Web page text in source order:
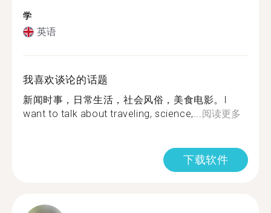
学
英语
我喜欢谈论的话题
新闻时事，日常生活，社会风俗，美食电影。I
want to talk about traveling, science,...阅读更多
下载软件